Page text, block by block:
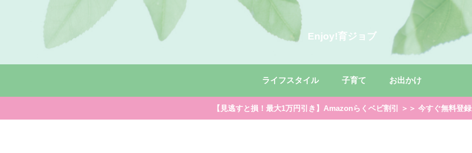
Enjoy!育ジョブ
ライフスタイル 子育て お出かけ
【見逃すと損！最大1万円引き】Amazonらくベビ割引 ＞＞ 今すぐ無料登録